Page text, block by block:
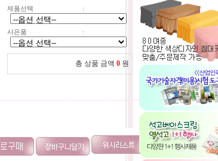
제품선택 :
사은품 :
총 상품 금액 0 원